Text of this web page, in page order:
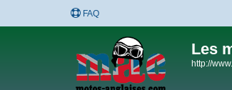
FAQ
Les
http://